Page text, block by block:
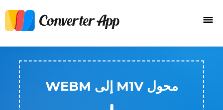
محول M1V إلى WEBM